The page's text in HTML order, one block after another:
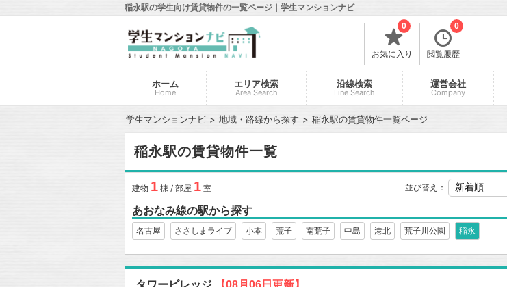
稲永駅の学生向け賃貸物件の一覧ページ｜学生マンションナビ
お気に入り
0
閲覧履歴
0
ホーム
Home
エリア検索
Area Search
沿線検索
Line Search
運営会社
Company
学生マンションナビ 地域・路線から探す 稲永駅の賃貸物件一覧ページ
稲永駅の賃貸物件一覧
建物 1 棟 / 部屋 1 室 並び替え：
あおなみ線の駅から探す
名古屋 ささしまライブ 小本 荒子 南荒子 中島 港北 荒子川公園 稲永
タワービレッジ 【08月06日更新】